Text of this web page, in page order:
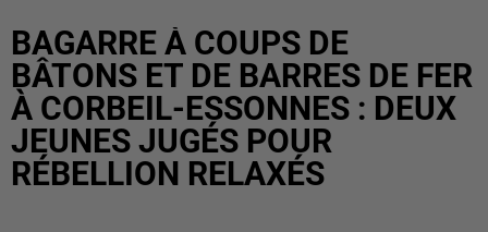
BAGARRE À COUPS DE
BÂTONS ET DE BARRES DE FER
À CORBEIL-ESSONNES : DEUX
JEUNES JUGÉS POUR
RÉBELLION RELAXÉS